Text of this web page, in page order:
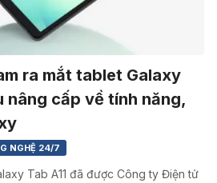
ra mắt tablet Galaxy
nâng cấp về tính năng,
NGHỆ 24/7
Tab A11 đã được Công ty Điện tử